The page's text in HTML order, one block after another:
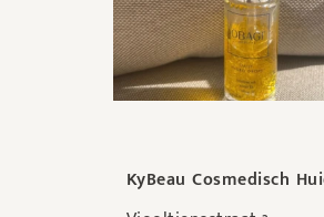
KyBeau Cosmedisch